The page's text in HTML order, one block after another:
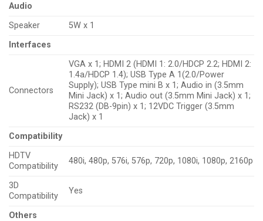
Audio
Speaker
5W x 1
Interfaces
Connectors
VGA x 1; HDMI 2 (HDMI 1: 2.0/HDCP 2.2; HDMI 2:
1.4a/HDCP 1.4); USB Type A 1(2.0/Power
Supply); USB Type mini B x 1; Audio in (3.5mm
Mini Jack) x 1; Audio out (3.5mm Mini Jack) x 1;
RS232 (DB-9pin) x 1; 12VDC Trigger (3.5mm
Jack) x 1
Compatibility
HDTV
Compatibility
480i, 480p, 576i, 576p, 720p, 1080i, 1080p, 2160p
3D
Compatibility‎
Yes
Others